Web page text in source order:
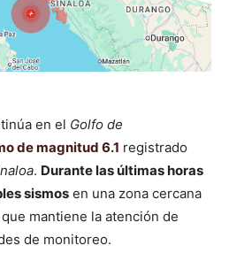
en el Golfo de
de magnitud 6.1 registrado
. Durante las últimas horas
sismos en una zona cercana
mantiene la atención de
de monitoreo.